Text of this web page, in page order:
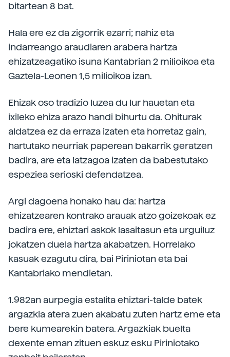
bitartean 8 bat.
Hala ere ez da zigorrik ezarri; nahiz eta
indarreango araudiaren arabera hartza
ehizatzeagatiko isuna Kantabrian 2 milioikoa eta
Gaztela-Leonen 1,5 milioikoa izan.
Ehizak oso tradizio luzea du lur hauetan eta
ixileko ehiza arazo handi bihurtu da. Ohiturak
aldatzea ez da erraza izaten eta horretaz gain,
hartutako neurriak paperean bakarrik geratzen
badira, are eta latzagoa izaten da babestutako
espeziea serioski defendatzea.
Argi dagoena honako hau da: hartza
ehizatzearen kontrako arauak atzo goizekoak ez
badira ere, ehiztari askok lasaitasun eta urguiluz
jokatzen duela hartza akabatzen. Horrelako
kasuak ezagutu dira, bai Piriniotan eta bai
Kantabriako mendietan.
1.982an aurpegia estalita ehiztari-talde batek
argazkia atera zuen akabatu zuten hartz eme eta
bere kumearekin batera. Argazkiak buelta
dexente eman zituen eskuz esku Piriniotako